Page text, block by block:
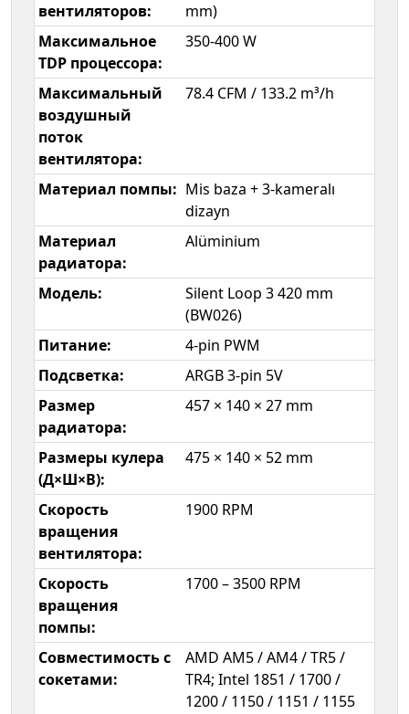
вентиляторов:
mm)
Максимальное
TDP процессора:
350-400 W
Максимальный
воздушный
поток
вентилятора:
78.4 CFM / 133.2 m³/h
Материал помпы: Mis baza + 3-kameralı
dizayn
Материал
радиатора:
Alüminium
Модель:
Silent Loop 3 420 mm
(BW026)
Питание:
4-pin PWM
Подсветка:
ARGB 3-pin 5V
Размер
радиатора:
457 × 140 × 27 mm
Размеры кулера
(Д×Ш×В):
475 × 140 × 52 mm
Скорость
вращения
вентилятора:
1900 RPM
Скорость
вращения
помпы:
1700 – 3500 RPM
Совместимость с
сокетами:
AMD AM5 / AM4 / TR5 /
TR4; Intel 1851 / 1700 /
1200 / 1150 / 1151 / 1155